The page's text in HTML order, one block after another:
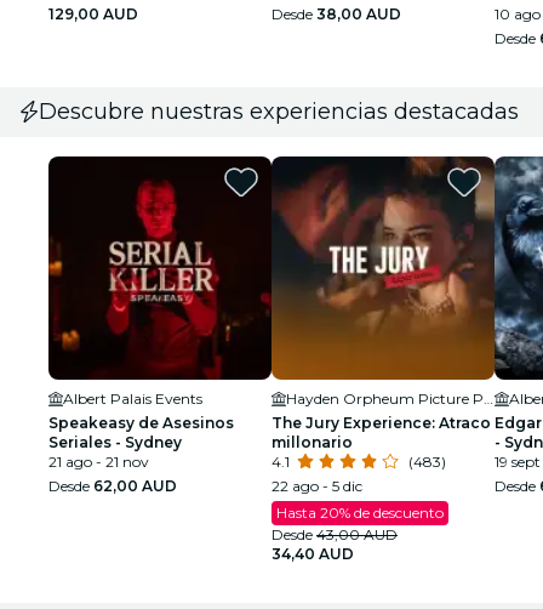
129,00 AUD
Desde 38,00 AUD
10 ago
Desde
Descubre nuestras experiencias destacadas
Albert Palais Events
Speakeasy de Asesinos
Seriales - Sydney
21 ago - 21 nov
Desde 62,00 AUD
The Jury Experience: Atraco
millonario
4.1
(483)
22 ago - 5 dic
Hasta 20% de descuento
Desde 43,00 AUD
34,40 AUD
-
19
Desde